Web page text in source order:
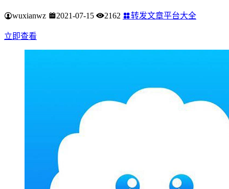
wuxianwz 2021-07-15 2162 转发文章平台大全
立即查看